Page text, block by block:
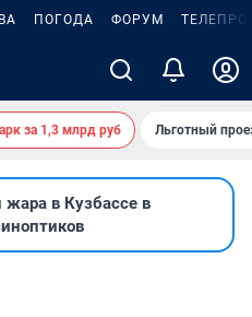
ПОГОДА ФОРУМ
за 1,3 млрд руб Льготный
в Кузбассе в